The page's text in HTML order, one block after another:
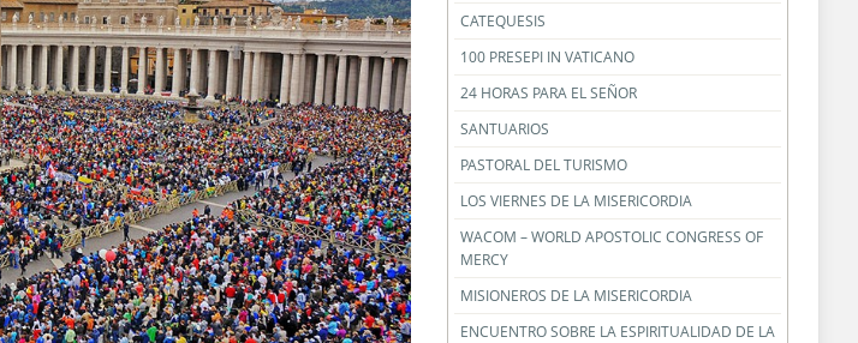
CATEQUESIS
100 PRESEPI IN VATICANO
24 HORAS PARA EL SEÑOR
SANTUARIOS
PASTORAL DEL TURISMO
LOS VIERNES DE LA MISERICORDIA
WACOM – WORLD APOSTOLIC CONGRESS OF
MERCY
MISIONEROS DE LA MISERICORDIA
ENCUENTRO SOBRE LA ESPIRITUALIDAD DE LA